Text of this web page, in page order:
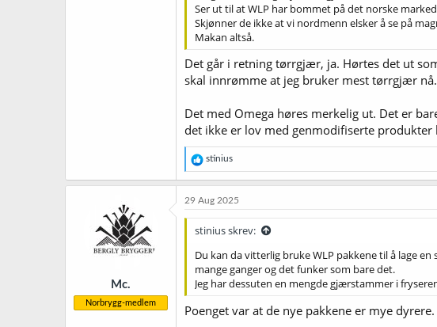
Ser ut til at WLP har bommet på det norske
Skjønner de ikke at vi nordmenn elsker å se på
Makan altså.
Det går i retning tørrgjær, ja. Hørtes det ut
skal innrømme at jeg bruker mest tørrgjær nå.
Det med Omega høres merkelig ut. Det er
det ikke er lov med genmodifiserte produkter
R
e
a
j
o
e
r
:
stinius
Mc.
Norbrygg-medlem
29 Aug 2025
stinius skrev:
Du kan da vitterlig bruke WLP pakkene til å lage
mange ganger og det funker som bare det.
Jeg har dessuten en mengde gjærstammer i
Poenget var at de nye pakkene er mye